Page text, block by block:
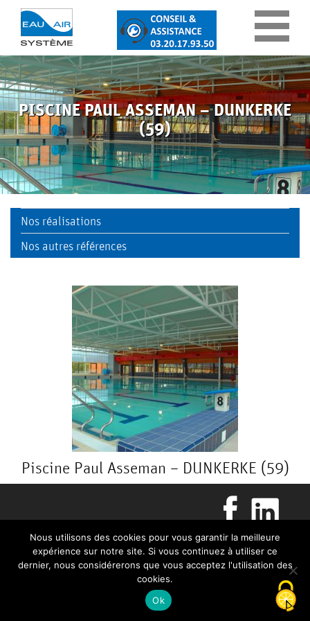
ENTREPRISE
QUI
SOMMES
NOUS ?
NOS
ENGAGEMENTS
NOS
ASSISTANCE
PISCINE PAUL ASSEMAN – DUNKERKE
(59)
Nos réalisations
Nos autres références
Piscine Paul Asseman – DUNKERKE (59)
Plan du site Mentions légales © BAUDIN CHATEAUNEUF 2026
Nous utilisons des cookies pour vous garantir la meilleure
expérience sur notre site. Si vous continuez à utiliser ce
dernier, nous considérerons que vous acceptez l'utilisation des
cookies.
Ok
Panneau de gestion des cookies